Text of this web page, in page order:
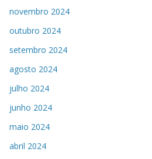
novembro 2024
outubro 2024
setembro 2024
agosto 2024
julho 2024
junho 2024
maio 2024
abril 2024